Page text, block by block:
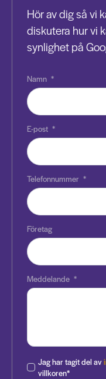
Hör av dig så vi
diskutera hur vi
synlighet på
Namn *
E-post *
Telefonnummer *
Företag
Meddelande *
Jag har tagit del av
villkoren*